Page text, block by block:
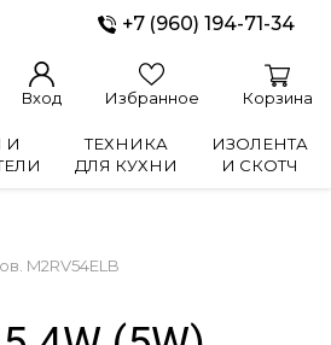
+7 (960) 194-71-34
Вход Избранное Корзина
И
ТЕХНИКА
ДЛЯ КУХНИ
ИЗОЛЕНТА
И СКОТЧ
M2RV54ELB